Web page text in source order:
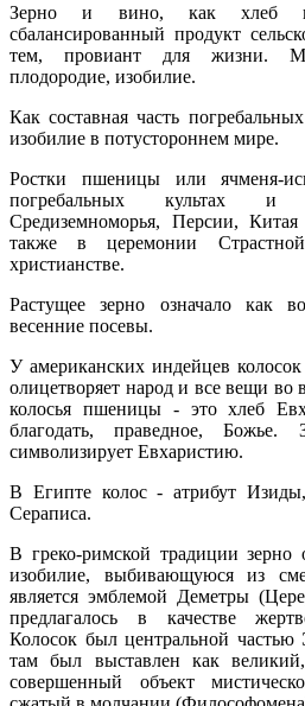
Зерно и вино, как хлеб и
сбалансированный продукт
тем, провиант для жизни.
плодородие, изобилие.
Как составная часть
изобилие в потустороннем мире.
Ростки пшеницы или ячменя-
погребальных культах и
Средиземноморья, Персии,
также в церемонии
христианстве.
Растущее зерно означало как
весенние посевы.
У американских индейцев
олицетворяет народ и все вещи во
колосья пшеницы - это хлеб
благодать, праведное, Божье.
символизирует Евхаристию.
В Египте колос - атрибут
Сераписа.
В греко-римской традиции зерно
изобилие, выбивающуюся из
является эмблемой Деметры
предлагалось в качестве
Колосок был центральной
там был выставлен как
совершенный объект